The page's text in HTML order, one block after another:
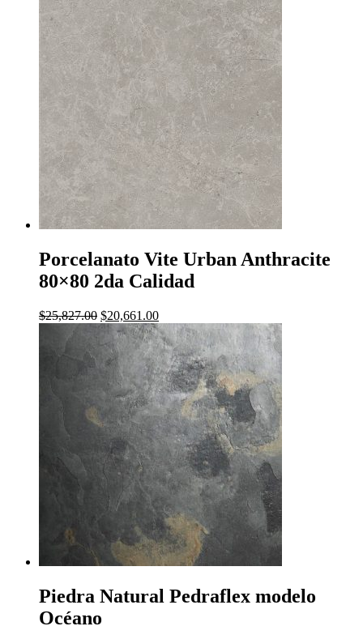
Porcelanato Vite Urban Anthracite
80×80 2da Calidad
$25,827.00 El
precio
original
era:
$25,827.00.
$20,661.00El
precio
actual
es:
$20,661.00.
Piedra Natural Pedraflex modelo
Océano